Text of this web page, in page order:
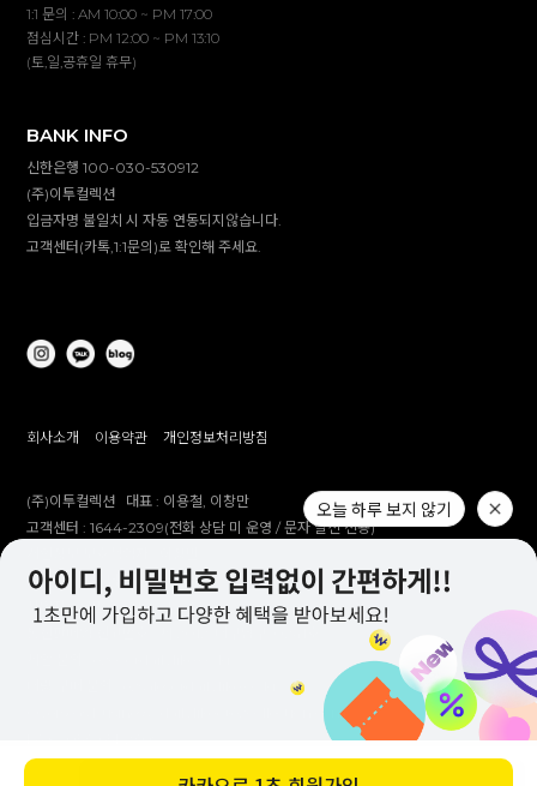
1:1 문의 : AM 10:00 ~ PM 17:00
점심시간 : PM 12:00 ~ PM 13:10
(토,일,공휴일 휴무)
BANK INFO
신한은행 100-030-530912
(주)이투컬렉션
입금자명 불일치 시 자동 연동되지않습니다.
고객센터(카톡,1:1문의)로 확인해 주세요.
회사소개 이용약관 개인정보처리방침
(주)이투컬렉션 대표 : 이용철, 이창만
고객센터 :1644-2309(전화 상담 미 운영 / 문자 발신 전용)
주소 :대구시 남구 대명남로 192
사업자등록번호 :514-81-83305
Overseas business : dailylike@e2collection.com
오늘 하루 보지 않기